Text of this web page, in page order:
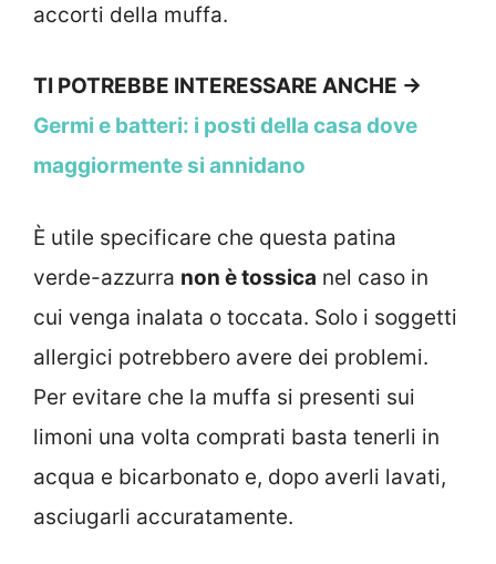
accorti della muffa.
TI POTREBBE INTERESSARE ANCHE ->
Germi e batteri: i posti della casa dove
maggiormente si annidano
È utile specificare che questa patina
verde-azzurra non è tossica nel caso in
cui venga inalata o toccata. Solo i soggetti
allergici potrebbero avere dei problemi.
Per evitare che la muffa si presenti sui
limoni una volta comprati basta tenerli in
acqua e bicarbonato e, dopo averli lavati,
asciugarli accuratamente.